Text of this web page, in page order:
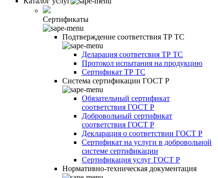
Сертификаты
Подтверждение соответствия ТР ТС
Деларация соответсвия ТР ТС
Протокол испытания на продукцию
Сертификат ТР ТС
Система сертификации ГОСТ Р
Обязательный сертификат
соответствия ГОСТ Р
Добровольный сертификат
соответствия ГОСТ Р
Декларация о соответствии ГОСТ Р
Сертификат на услуги в добровольной
системе сертификации
Сертификация услуг ГОСТ Р
Нормативно-техническая документация